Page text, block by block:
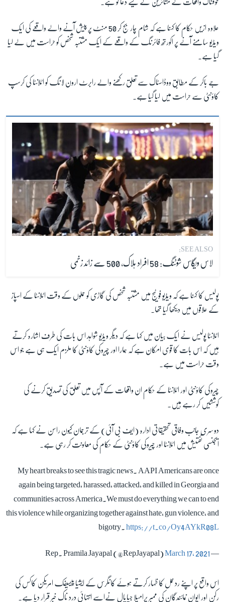
خوفناک واقعات کے متاثرین کے لیے دعا گو ہے۔
علاوہ ازیں حکام کا کہنا ہے کہ شام چار بج کر 50 منٹ پر پیش آنے والے واقعے کی ایک
ویڈیو سامنے آنے پر اکورتھ فائرنگ کے واقعے کے ایک مشتبہ شخص کو حراست میں لے لیا
گیا ہے۔
جے باکر کے مطابق ووڈاسٹاک سے تعلق رکھنے والے رابرٹ ارون لانگ کو اٹلانٹا کی کرسپ
کاؤنٹی سے حراست میں لیا گیا ہے۔
SEE ALSO:
لاس ویگاس شوٹنگ: 58 افراد ہلاک، 500 سے زائد زخمی
پولیس کا کہنا ہے کہ ویڈیو فوٹیج میں مشتبہ شخص کی گاڑی کو حملوں کے وقت اٹلانٹا کے اسپاز
کے علاقوں میں دیکھا گیا تھا۔
اٹلانٹا پولیس نے ایک بیان میں کہا ہے کہ دیگر ویڈیو شواہد اس بات کی طرف اشارہ کرتے
ہیں کہ اس بات کا قوی امکان ہے کہ ہمارا اور چیروکی کاؤنٹی کا ملزم ایک ہی ہے جو اس
وقت حراست میں ہے۔
چیروکی کاؤنٹی اور اٹلانٹا کے حکام ان واقعات کے آپس میں تعلق کی تصدیق کرنے کی
کوششیں کر رہے ہیں۔
دوسری جانب وفاقی تحقیقاتی ادارہ (ایف بی آئی) کے ترجمان کیون راسن نے کہا ہے کہ
ایجنسی تفتیش میں اٹلانٹا اور چیروکی کاؤنٹی کے حکام کی معاونت کر رہی ہے۔
My heart breaks to see this tragic news. AAPI Americans are once
again being targeted, harassed, attacked, and killed in Georgia and
communities across America.We must do everything we can to end
this violence while organizing together against hate, gun violence, and
bigotry.
https://t.co/Oy4AYkR08L
— Rep. Pramila Jayapal (@RepJayapal)
March 17, 2021
اس واقع پر اپنے ردعمل کا ظہار کرتے ہوئے کانگرس کے ایشیا پیسیفک امریکن کاکس کی
رکن اور ایوان نمائندگان کی ممبر پرامیلا جیاپال نےاسے انتہائی درد ناک خبر قرار دیا ہے۔